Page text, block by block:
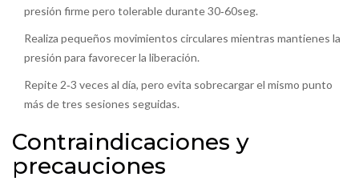
presión firme pero tolerable durante 30‑60seg.
Realiza pequeños movimientos circulares mientras mantienes la
presión para favorecer la liberación.
Repite 2‑3 veces al día, pero evita sobrecargar el mismo punto
más de tres sesiones seguidas.
Contraindicaciones y
precauciones